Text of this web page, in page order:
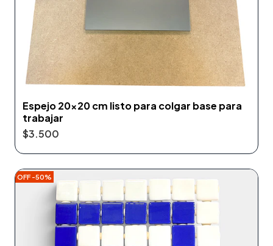
Espejo 20x20 cm listo para colgar base para
trabajar
$3.500
OFF -50%